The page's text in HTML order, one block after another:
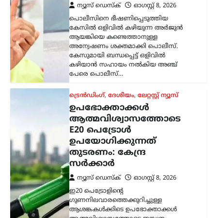
തുടരണം: കേന്ദ്ര
സർക്കാർ
ന്യൂസ് ഡെസ്ക്
ഓഗസ്റ്റ്‌ 8, 2026
ഇ20 പെട്രോളിന്റെ
ഗുണനിലവാരത്തെക്കുറിച്ചുള്ള
ആശങ്കകൾക്കിടെ ഉപഭോക്താക്കൾ
ആത്മവിശ്വാസത്തോടെ ഇന്ധനം
ഉപയോഗിക്കാമെന്ന് കേന്ദ്ര പെട്രോളിയം,
പ്രകൃതി വാതക മന്ത്രാലയം വ്യക്തമാക്കി.
പൊതുമേഖല ഓയിൽ മാർക്കറ്റിങ്
കമ്പനികൾ (ഒഎംസികൾ) വിതരണം…
കേരളം, ട്രെൻഡിംഗ്
ലേറ്റസ്റ്റ് ന്യൂസ്
‘കേരളത്തിൽ ബിജെപി
അല്ല, പക്ഷേ
ബിജെപിക്കായി
ഭരിക്കുന്നത് യുഡിഎഫ്’;
സതീശനെതിരെ എം.വി.
ഗോവിന്ദൻ